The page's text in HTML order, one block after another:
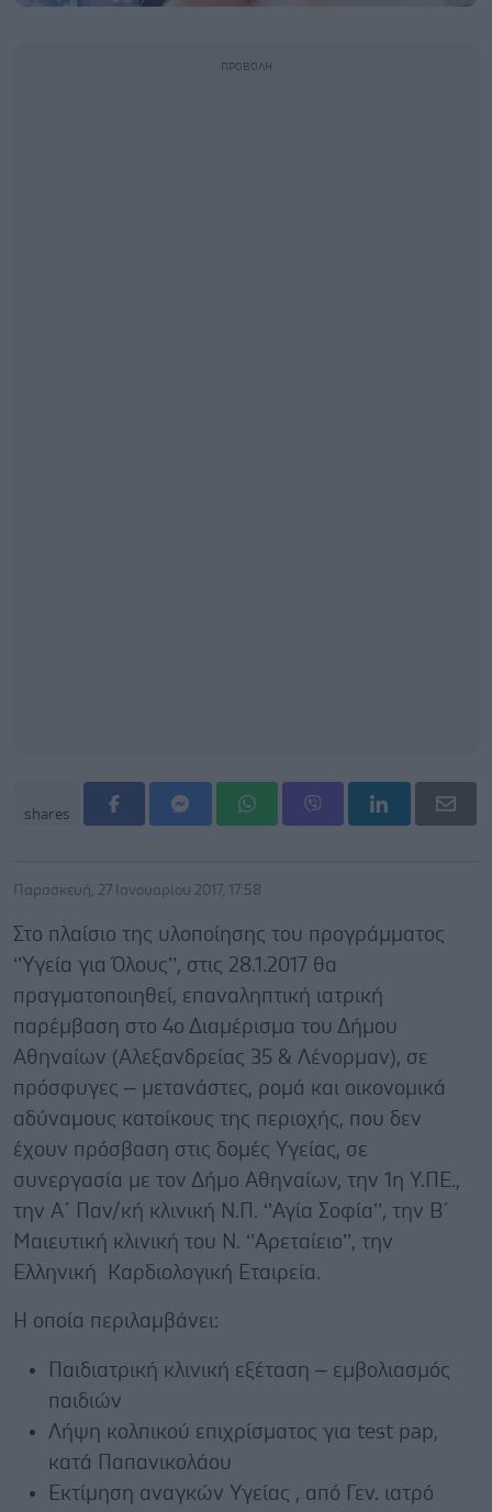
shares
Παρασκευή, 27 Ιανουαρίου 2017, 17:58
Στο πλαίσιο της υλοποίησης του προγράμματος
‘’Υγεία για Όλους’’, στις 28.1.2017 θα
πραγματοποιηθεί, επαναληπτική ιατρική
παρέμβαση στο 4ο Διαμέρισμα του Δήμου
Αθηναίων (Αλεξανδρείας 35 & Λένορμαν), σε
πρόσφυγες – μετανάστες, ρομά και οικονομικά
αδύναμους κατοίκους της περιοχής, που δεν
έχουν πρόσβαση στις δομές Υγείας, σε
συνεργασία με τον Δήμο Αθηναίων, την 1η Υ.ΠΕ.,
την Α΄ Παν/κή κλινική Ν.Π. ‘’Αγία Σοφία’’, την Β΄
Μαιευτική κλινική του Ν. ‘’Αρεταίειο’’, την
Ελληνική Καρδιολογική Εταιρεία.
Η οποία περιλαμβάνει:
Παιδιατρική κλινική εξέταση – εμβολιασμός
παιδιών
Λήψη κολπικού επιχρίσματος για test pap,
κατά Παπανικολάου
Εκτίμηση αναγκών Υγείας , από Γεν. ιατρό